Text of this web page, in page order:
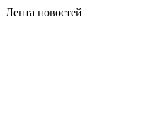
Лента новостей